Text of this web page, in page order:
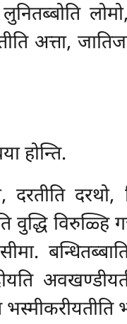
अत्ता,
होन्ति.
दरथो,
वुद्धि विरुळ्हि
भस्मीकरीयतीति